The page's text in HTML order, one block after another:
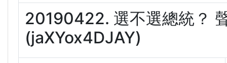
20190422. 選不選總統？
(jaXYox4DJAY)